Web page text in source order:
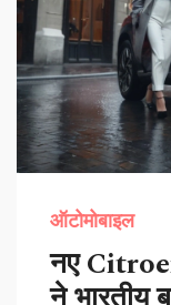
ऑटोमोबाइल
नए